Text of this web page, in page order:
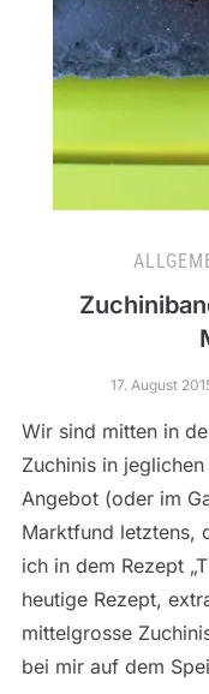
17. August
Wir sind mitten in
Zuchinis in
Angebot (oder im
Marktfund letztens,
ich in dem Rezept
heutige Rezept,
mittelgrosse
bei mir auf dem